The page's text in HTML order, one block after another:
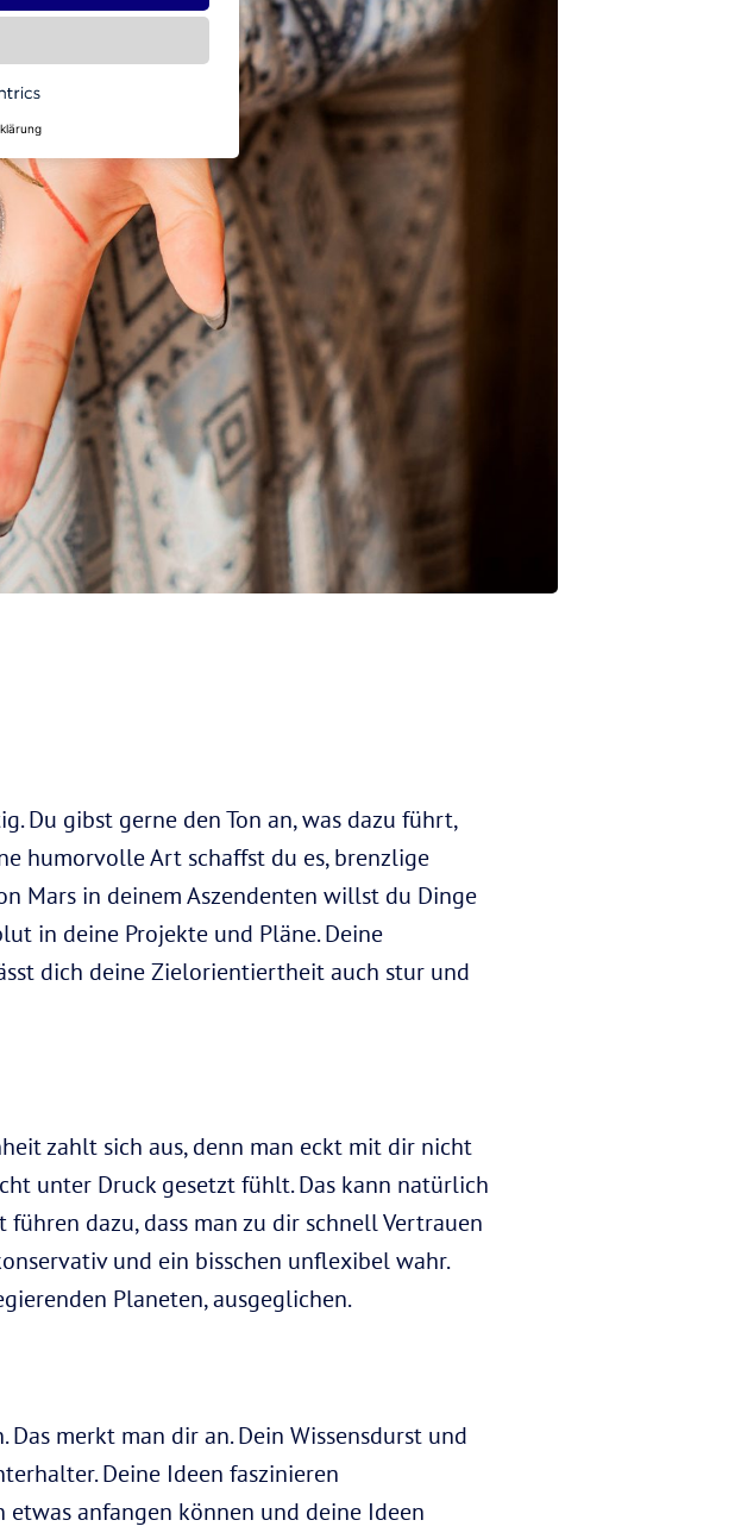
Du gibst gerne den Ton an, was dazu führt,
humorvolle Art schaffst du es, brenzlige
Mars in deinem Aszendenten willst du Dinge
in deine Projekte und Pläne. Deine
dich deine Zielorientiertheit auch stur und
zahlt sich aus, denn man eckt mit dir nicht
unter Druck gesetzt fühlt. Das kann natürlich
dazu, dass man zu dir schnell Vertrauen
und ein bisschen unflexibel wahr.
Planeten, ausgeglichen.
merkt man dir an. Dein Wissensdurst und
Deine Ideen faszinieren
anfangen können und deine Ideen